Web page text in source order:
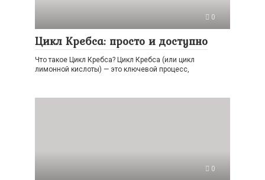
0
Цикл Кребса: просто и доступно
Что такое Цикл Кребса? Цикл Кребса (или цикл
лимонной кислоты) — это ключевой процесс,
0